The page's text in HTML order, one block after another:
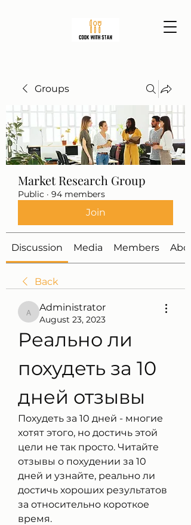
Groups
Market Research Group
Public · 94 members
Join
Discussion Media Members
Back
Administrator
Administrator
August 23, 2023
Реально ли
похудеть за 10
дней отзывы
Похудеть за 10 дней - многие
хотят этого, но достичь этой
цели не так просто. Читайте
отзывы о похудении за 10
дней и узнайте, реально ли
достичь хороших результатов
за относительно короткое
время.